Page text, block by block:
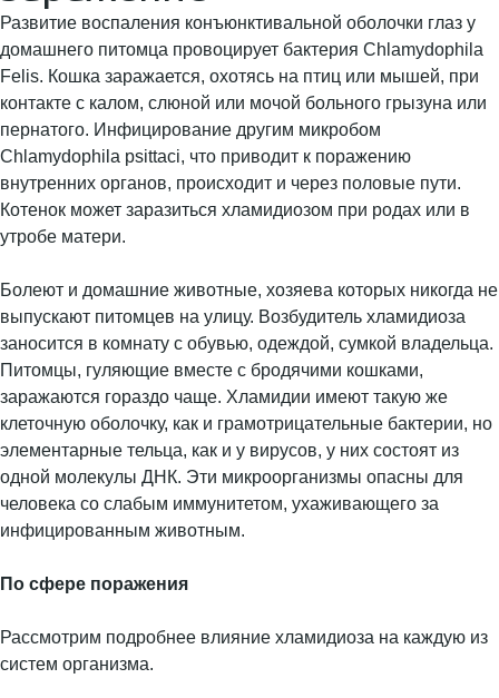
Развитие воспаления конъюнктивальной оболочки глаз у
домашнего питомца провоцирует бактерия Chlamydophila
Felis. Кошка заражается, охотясь на птиц или мышей, при
контакте с калом, слюной или мочой больного грызуна или
пернатого. Инфицирование другим микробом
Chlamydophila psittaci, что приводит к поражению
внутренних органов, происходит и через половые пути.
Котенок может заразиться хламидиозом при родах или в
утробе матери.
Болеют и домашние животные, хозяева которых никогда не
выпускают питомцев на улицу. Возбудитель хламидиоза
заносится в комнату с обувью, одеждой, сумкой владельца.
Питомцы, гуляющие вместе с бродячими кошками,
заражаются гораздо чаще. Хламидии имеют такую же
клеточную оболочку, как и грамотрицательные бактерии, но
элементарные тельца, как и у вирусов, у них состоят из
одной молекулы ДНК. Эти микроорганизмы опасны для
человека со слабым иммунитетом, ухаживающего за
инфицированным животным.
По сфере поражения
Рассмотрим подробнее влияние хламидиоза на каждую из
систем организма.